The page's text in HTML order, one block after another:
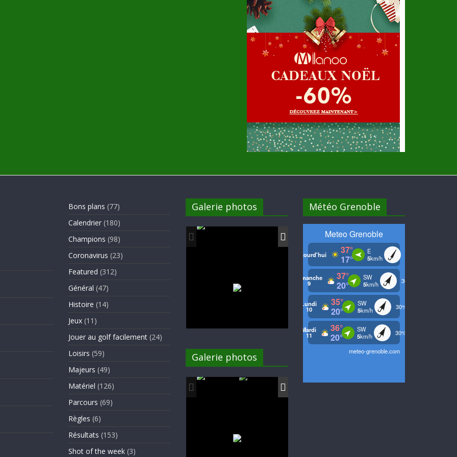
Bons plans (77)
Calendrier (180)
Champions (98)
Coronavirus (23)
Featured (312)
Général (47)
Histoire (14)
Jeux (11)
Jouer au golf facilement (24)
Loisirs (59)
Majeurs (49)
Matériel (126)
Parcours (69)
Règles (6)
Résultats (153)
Shot of the week (3)
Galerie photos
Galerie photos
Météo Grenoble